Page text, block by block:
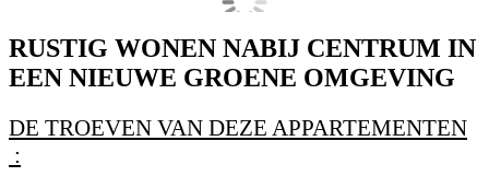
RUSTIG WONEN NABIJ CENTRUM IN
EEN NIEUWE GROENE OMGEVING
DE TROEVEN VAN DEZE APPARTEMENTEN
: